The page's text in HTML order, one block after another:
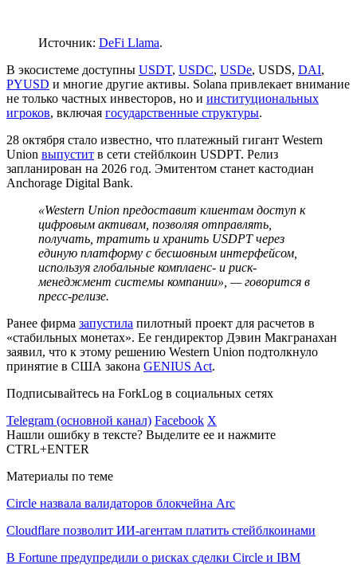
Источник: DeFi Llama.
В экосистеме доступны USDT, USDC, USDe, USDS, DAI,
PYUSD и многие другие активы. Solana привлекает внимание
не только частных инвесторов, но и институциональных
игроков, включая государственные структуры.
28 октября стало известно, что платежный гигант Western
Union выпустит в сети стейблкоин USDPT. Релиз
запланирован на 2026 год. Эмитентом станет кастодиан
Anchorage Digital Bank.
«Western Union предоставит клиентам доступ к
цифровым активам, позволяя отправлять,
получать, тратить и хранить USDPT через
единую платформу с бесшовным интерфейсом,
используя глобальные комплаенс- и риск-
менеджмент системы компании», — говорится в
пресс-релизе.
Ранее фирма запустила пилотный проект для расчетов в
«стабильных монетах». Ее гендиректор Дэвин Макгранахан
заявил, что к этому решению Western Union подтолкнуло
принятие в США закона GENIUS Act.
Подписывайтесь на ForkLog в социальных сетях
Telegram (основной канал) Facebook X
Нашли ошибку в тексте? Выделите ее и нажмите
CTRL+ENTER
Материалы по теме
Circle назвала валидаторов блокчейна Arc
Cloudflare позволит ИИ-агентам платить стейблкоинами
В Fortune предупредили о рисках сделки Circle и IBM